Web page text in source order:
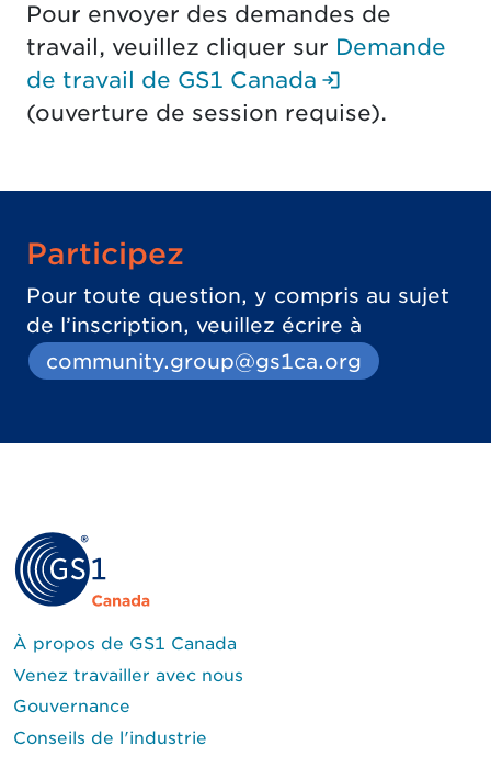
Pour envoyer des demandes de
travail, veuillez cliquer sur Demande
de travail de GS1 Canada
(ouverture de session requise).
Participez
Pour toute question, y compris au sujet
de l’inscription, veuillez écrire à
community.group@gs1ca.org
À propos de GS1 Canada
Venez travailler avec nous
Gouvernance
Conseils de l'industrie